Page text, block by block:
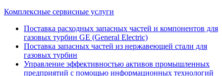
Комплексные сервисные услуги
Поставка расходных запасных частей и компонентов для
газовых турбин GE (General Electric)
Поставка запасных частей из нержавеющей стали для
газовых турбин
Управление эффективностью активов промышленных
предприятий с помощью информационных технологий